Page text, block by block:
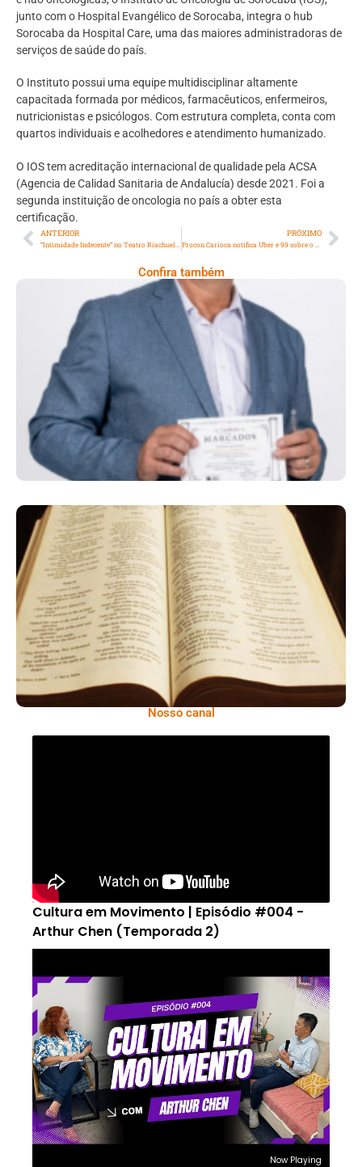
junto com o Hospital Evangélico de Sorocaba, integra o hub
Sorocaba da Hospital Care, uma das maiores administradoras de
serviços de saúde do país.
O Instituto possui uma equipe multidisciplinar altamente
capacitada formada por médicos, farmacêuticos, enfermeiros,
nutricionistas e psicólogos. Com estrutura completa, conta com
quartos individuais e acolhedores e atendimento humanizado.
O IOS tem acreditação internacional de qualidade pela ACSA
(Agencia de Calidad Sanitaria de Andalucía) desde 2021. Foi a
segunda instituição de oncologia no país a obter esta
certificação.
ANTERIOR PRÓXIMO
Confira também
Conectando Histórias:Clóvis Pedro:
Propósito Profissão E Legado
A Bíblia Como Ela É: A Queda De Israel –
Quando A Rebeldia Abre Caminho Para A
Destruição
Nosso canal
Cultura em Movimento | Episódio #004 -
Arthur Chen (Temporada 2)
Now Playing